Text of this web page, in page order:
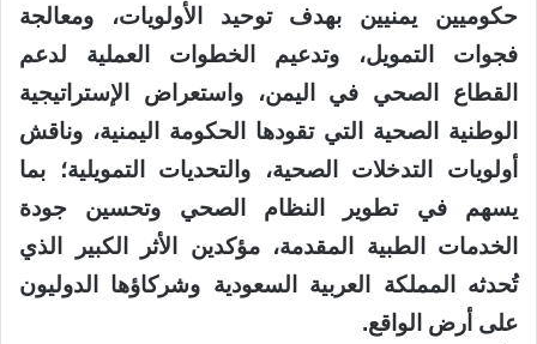
حكوميين يمنيين بهدف توحيد الأولويات، ومعالجة
فجوات التمويل، وتدعيم الخطوات العملية لدعم
القطاع الصحي في اليمن، واستعراض الإستراتيجية
الوطنية الصحية التي تقودها الحكومة اليمنية، وناقش
أولويات التدخلات الصحية، والتحديات التمويلية؛ بما
يسهم في تطوير النظام الصحي وتحسين جودة
الخدمات الطبية المقدمة، مؤكدين الأثر الكبير الذي
تُحدثه المملكة العربية السعودية وشركاؤها الدوليون
على أرض الواقع.